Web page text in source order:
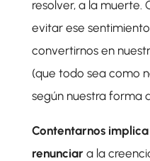
resolver, a la muerte.
evitar ese
convertirnos en
(que todo sea como
según nuestra forma
Contentarnos
renunciara la